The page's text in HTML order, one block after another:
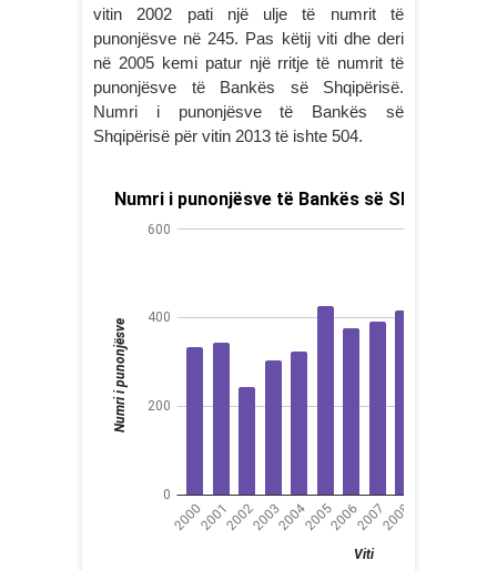
vitin 2002 pati një ulje të numrit të
punonjësve në 245. Pas këtij viti dhe deri
në 2005 kemi patur një rritje të numrit të
punonjësve të Bankës së Shqipërisë.
Numri i punonjësve të Bankës së
Shqipërisë për vitin 2013 të ishte 504.